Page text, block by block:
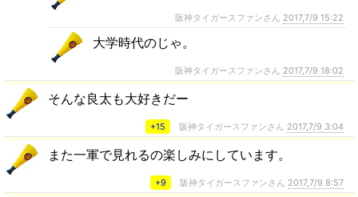
阪神タイガースファンさん 2017,7/9 15:22
大学時代のじゃ。
阪神タイガースファンさん 2017,7/9 18:02
そんな良太も大好きだー
+15 阪神タイガースファンさん 2017,7/9 3:04
また一軍で見れるの楽しみにしています。
+9 阪神タイガースファンさん 2017,7/9 8:57